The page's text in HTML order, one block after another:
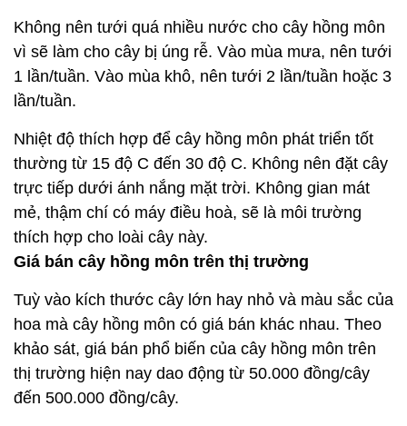
Không nên tưới quá nhiều nước cho cây hồng môn
vì sẽ làm cho cây bị úng rễ. Vào mùa mưa, nên tưới
1 lần/tuần. Vào mùa khô, nên tưới 2 lần/tuần hoặc 3
lần/tuần.
Nhiệt độ thích hợp để cây hồng môn phát triển tốt
thường từ 15 độ C đến 30 độ C. Không nên đặt cây
trực tiếp dưới ánh nắng mặt trời. Không gian mát
mẻ, thậm chí có máy điều hoà, sẽ là môi trường
thích hợp cho loài cây này.
Giá bán cây hồng môn trên thị trường
Tuỳ vào kích thước cây lớn hay nhỏ và màu sắc của
hoa mà cây hồng môn có giá bán khác nhau. Theo
khảo sát, giá bán phổ biến của cây hồng môn trên
thị trường hiện nay dao động từ 50.000 đồng/cây
đến 500.000 đồng/cây.